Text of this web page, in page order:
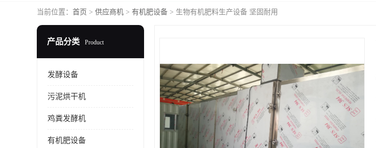
当前位置： 首页 > 供应商机 > 有机肥设备 > 生物有机肥料生产设备 坚固耐用
产品分类 Product
发酵设备
污泥烘干机
鸡粪发酵机
有机肥设备